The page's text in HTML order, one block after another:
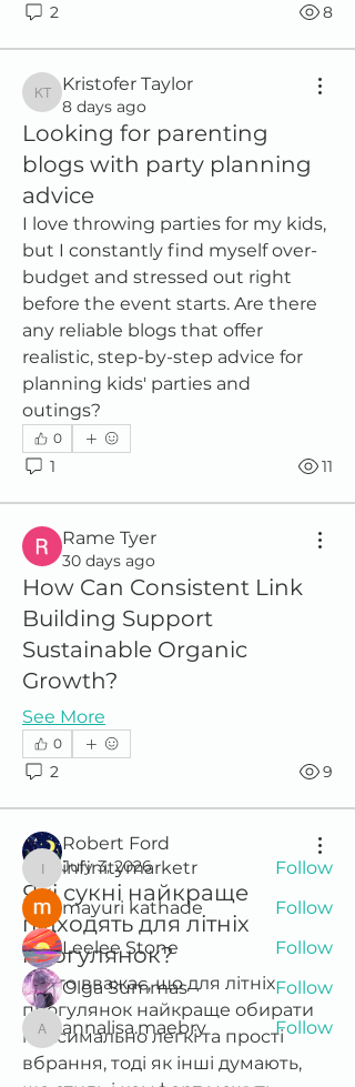
2 8
Kristofer Taylor
Kristofer Taylor
8 days ago
Looking for parenting
blogs with party planning
advice
I love throwing parties for my kids,
but I constantly find myself over-
budget and stressed out right
before the event starts. Are there
any reliable blogs that offer
realistic, step-by-step advice for
planning kids' parties and
outings?
0
1 11
Rame Tyer
30 days ago
How Can Consistent Link
Building Support
Sustainable Organic
Growth?
See More
0
2 9
Robert Ford
July 3, 2026
Які сукні найкраще
підходять для літніх
прогулянок?
Дехто вважає, що для літніх
прогулянок найкраще обирати
максимально легкі та прості
вбрання, тоді як інші думають,
About
Fly-in programs invite historically
underrepresented student
Read more
Members
infinitymarketr
infinitymarketr
Follow
mayuri kathade
Follow
Leelee Stone
Follow
Olga Summas
Follow
annalisa.maebry
annalisa.maebry
Follow
See All Members (29)